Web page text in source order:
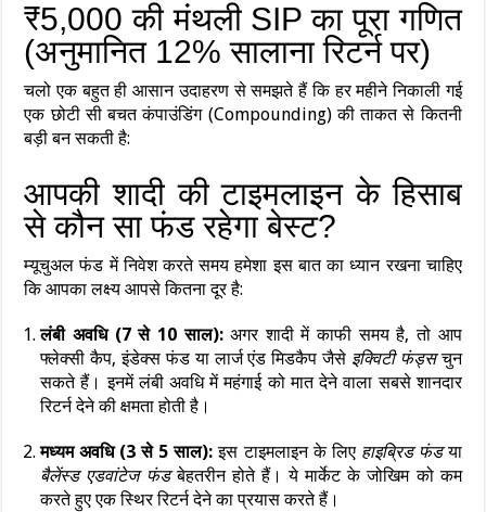
₹5,000 की मंथली SIP का पूरा गणित
(अनुमानित 12% सालाना रिटर्न पर)
चलो एक बहुत ही आसान उदाहरण से समझते हैं कि हर महीने निकाली गई
एक छोटी सी बचत कंपाउंडिंग (Compounding) की ताकत से कितनी
बड़ी बन सकती है:
आपकी शादी की टाइमलाइन के हिसाब
से कौन सा फंड रहेगा बेस्ट?
म्यूचुअल फंड में निवेश करते समय हमेशा इस बात का ध्यान रखना चाहिए
कि आपका लक्ष्य आपसे कितना दूर है:
लंबी अवधि (7 से 10 साल):अगर शादी में काफी समय है, तो आप
फ्लेक्सी कैप, इंडेक्स फंड या लार्ज एंड मिडकैप जैसे इक्विटी फंड्सचुन
सकते हैं। इनमें लंबी अवधि में महंगाई को मात देने वाला सबसे शानदार
रिटर्न देने की क्षमता होती है।
मध्यम अवधि (3 से 5 साल): इस टाइमलाइन के लिए हाइब्रिड फंडया
बैलेंस्ड एडवांटेज फंडबेहतरीन होते हैं। ये मार्केट के जोखिम को कम
करते हुए एक स्थिर रिटर्न देने का प्रयास करते हैं।